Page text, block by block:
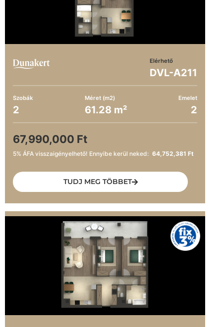
Elérhető
DVL-A211
Szobák
2
Méret (m2)
61.28 m²
Emelet
2
67,990,000 Ft
5% ÁFA visszaigényelhető! Ennyibe kerül neked: 64,752,381 Ft
TUDJ MEG TÖBBET